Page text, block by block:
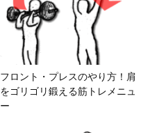
フロント・プレスのやり方！肩
をゴリゴリ鍛える筋トレメニュ
ー